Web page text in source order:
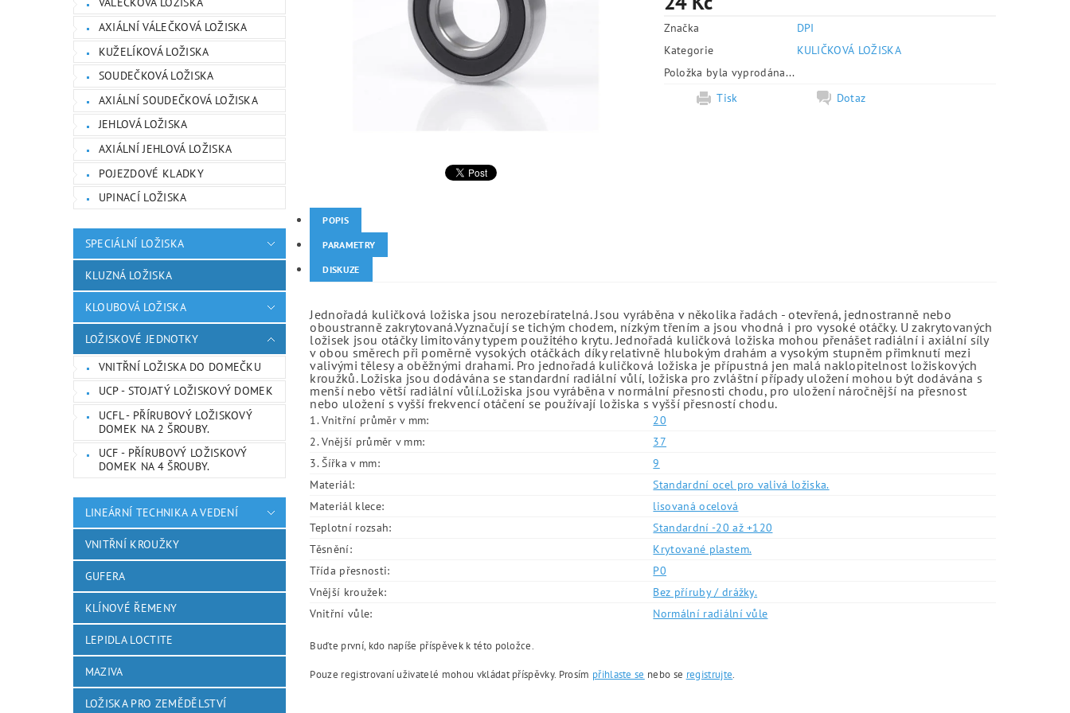
AXIÁLNÍ VÁLEČKOVÁ LOŽISKA
KUŽELÍKOVÁ LOŽISKA
SOUDEČKOVÁ LOŽISKA
AXIÁLNÍ SOUDEČKOVÁ LOŽISKA
JEHLOVÁ LOŽISKA
AXIÁLNÍ JEHLOVÁ LOŽISKA
POJEZDOVÉ KLADKY
UPINACÍ LOŽISKA
SPECIÁLNÍ LOŽISKA
KLUZNÁ LOŽISKA
KLOUBOVÁ LOŽISKA
LOŽISKOVÉ JEDNOTKY
VNITŘNÍ LOŽISKA DO DOMEČKU
UCP - STOJATÝ LOŽISKOVÝ DOMEK
UCFL - PŘÍRUBOVÝ LOŽISKOVÝ
DOMEK NA 2 ŠROUBY.
UCF - PŘÍRUBOVÝ LOŽISKOVÝ
DOMEK NA 4 ŠROUBY.
LINEÁRNÍ TECHNIKA A VEDENÍ
VNITŘNÍ KROUŽKY
GUFERA
KLÍNOVÉ ŘEMENY
LEPIDLA LOCTITE
MAZIVA
LOŽISKA PRO ZEMĚDĚLSTVÍ
Značka
DPI
Kategorie
KULIČKOVÁ LOŽISKA
Položka byla vyprodána...
Tisk
Dotaz
POPIS
PARAMETRY
DISKUZE
Jednořadá kuličková ložiska jsou nerozebíratelná. Jsou vyráběna v několika řadách - otevřená, jednostranně nebo
oboustranně zakrytovaná.Vyznačují se tichým chodem, nízkým třením a jsou vhodná i pro vysoké otáčky. U zakrytovaných
ložisek jsou otáčky limitovány typem použitého krytu. Jednořadá kuličková ložiska mohou přenášet radiální i axiální síly
v obou směrech při poměrně vysokých otáčkách díky relativně hlubokým drahám a vysokým stupněm přimknutí mezi
valivými tělesy a oběžnými drahami. Pro jednořadá kuličková ložiska je přípustná jen malá naklopitelnost ložiskových
kroužků. Ložiska jsou dodávána se standardní radiální vůlí, ložiska pro zvláštní případy uložení mohou být dodávána s
menší nebo větší radiální vůlí.Ložiska jsou vyráběna v normální přesnosti chodu, pro uložení náročnější na přesnost
nebo uložení s vyšší frekvencí otáčení se používají ložiska s vyšší přesností chodu.
1. Vnitřní průměr v mm:
20
2. Vnější průměr v mm:
37
3. Šířka v mm:
9
Materiál:
Standardní ocel pro valivá ložiska.
Materiál klece:
lisovaná ocelová
Teplotní rozsah:
Standardní -20 až +120
Těsnění:
Krytované plastem.
Třída přesnosti:
P0
Vnější kroužek:
Bez příruby / drážky.
Vnitřní vůle:
Normální radiální vůle
Buďte první, kdo napíše příspěvek k této položce.
Pouze registrovaní uživatelé mohou vkládat příspěvky. Prosím přihlaste se nebo se registrujte.